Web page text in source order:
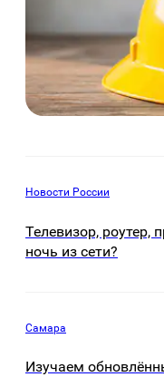
Новости России
Телевизор, роутер,
ночь из сети?
Самара
Изучаем